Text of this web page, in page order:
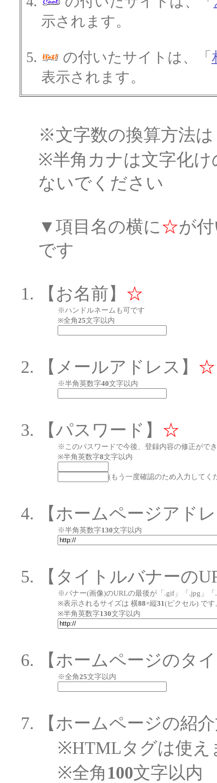
示されます。
の付いたサイトは、「
表示されます。
※文字数の換算方法は
※半角カナは文字化
ないでください
▼項目名の横に☆が
です
【お名前】 ☆
※ハンドルネームも可です
※全角25文字以内
【メールアドレス】 ☆
※半角英数字40文字以内
【パスワード】 ☆
※このパスワードで今後、登録内容の修正がで
※半角英数字8文字以内
(もう一度確認のため入力してく
【ホームページアド
※半角英数字130文字以内
【タイトルバナーの
※バナー(画像)のURLの最後が「.gif」「.jpg」
※表示されるサイズは 横88×縦31(ピクセル) です
※半角英数字130文字以内
【ホームページのタ
※全角25文字以内
【ホームページの紹
※HTMLタグは使え
※全角 100文字以内